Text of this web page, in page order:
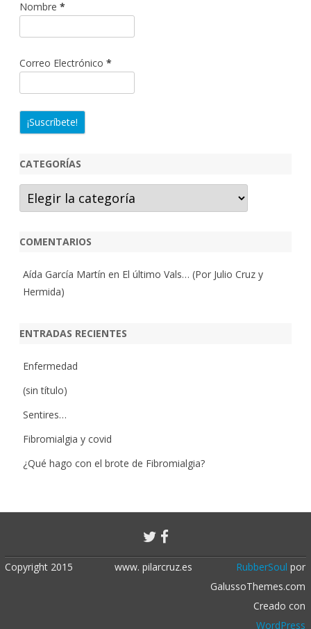
Nombre *
Correo Electrónico *
CATEGORÍAS
Categorías
COMENTARIOS
Aída García Martín en El último Vals… (Por Julio Cruz y
Hermida)
ENTRADAS RECIENTES
Enfermedad
(sin título)
Sentires…
Fibromialgia y covid
¿Qué hago con el brote de Fibromialgia?
Copyright 2015 www. pilarcruz.es RubberSoul por
GalussoThemes.com
Creado con
WordPress